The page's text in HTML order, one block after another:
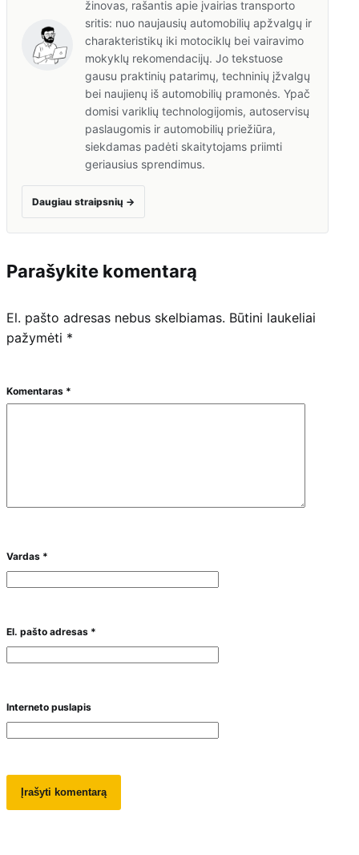
žinovas, rašantis apie įvairias transporto
sritis: nuo naujausių automobilių apžvalgų ir
charakteristikų iki motociklų bei vairavimo
mokyklų rekomendacijų. Jo tekstuose
gausu praktinių patarimų, techninių įžvalgų
bei naujienų iš automobilių pramonės. Ypač
domisi variklių technologijomis, autoservisų
paslaugomis ir automobilių priežiūra,
siekdamas padėti skaitytojams priimti
geriausius sprendimus.
Daugiau straipsnių →
Parašykite komentarą
El. pašto adresas nebus skelbiamas. Būtini laukeliai
pažymėti *
Komentaras *
Vardas *
El. pašto adresas *
Interneto puslapis